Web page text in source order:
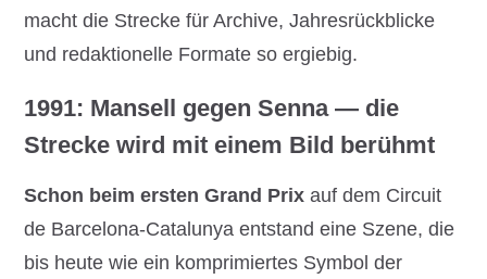
macht die Strecke für Archive, Jahresrückblicke
und redaktionelle Formate so ergiebig.
1991: Mansell gegen Senna — die
Strecke wird mit einem Bild berühmt
Schon beim ersten Grand Prix auf dem Circuit
de Barcelona-Catalunya entstand eine Szene, die
bis heute wie ein komprimiertes Symbol der